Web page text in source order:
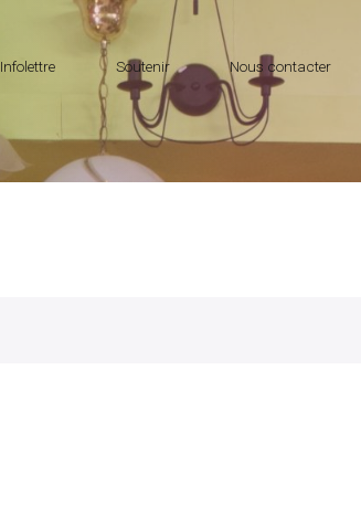
Infolettre Soutenir Nous contacter